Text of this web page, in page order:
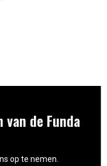
de Funda
op te nemen.